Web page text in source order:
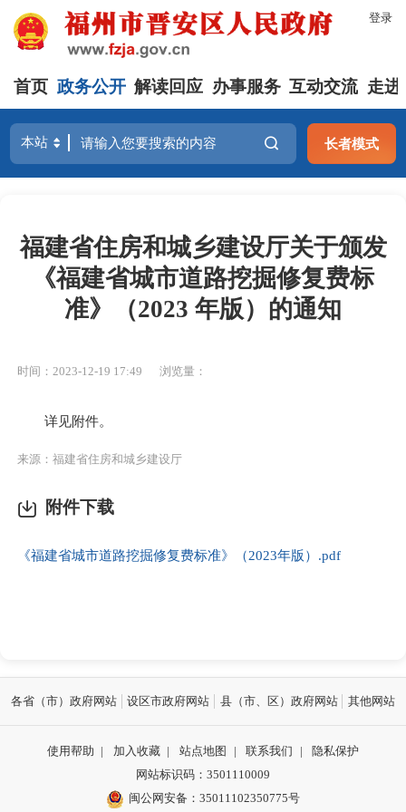
登录
首页 政务公开 解读回应 办事服务 互动交流 走进
长者模式
福建省住房和城乡建设厅关于颁发
《福建省城市道路挖掘修复费标
准》（2023 年版）的通知
时间：2023-12-19 17:49 浏览量：
详见附件。
来源：福建省住房和城乡建设厅
附件下载
《福建省城市道路挖掘修复费标准》（2023年版）.pdf
各省（市）政府网站 设区市政府网站 县（市、区）政府网站 其他网站
使用帮助 | 加入收藏 | 站点地图 | 联系我们 |
隐私保护
网站标识码：3501110009
闽公网安备：35011102350775号